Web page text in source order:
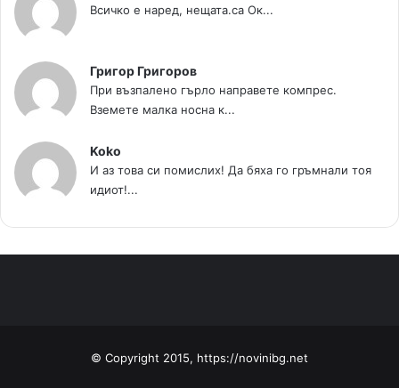
Всичко е наред, нещата.са Ок...
Григор Григоров
При възпалено гърло направете компрес.
Вземете малка носна к...
Koko
И аз това си помислих! Да бяха го гръмнали тоя
идиот!...
© Copyright 2015, https://novinibg.net